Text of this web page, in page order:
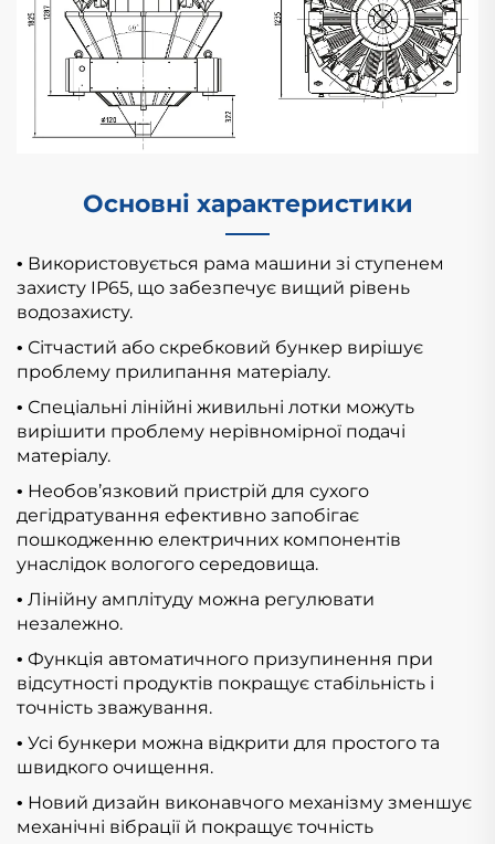
Основні характеристики
• Використовується рама машини зі ступенем
захисту IP65, що забезпечує вищий рівень
водозахисту.
• Сітчастий або скребковий бункер вирішує
проблему прилипання матеріалу.
• Спеціальні лінійні живильні лотки можуть
вирішити проблему нерівномірної подачі
матеріалу.
• Необов’язковий пристрій для сухого
дегідратування ефективно запобігає
пошкодженню електричних компонентів
унаслідок вологого середовища.
• Лінійну амплітуду можна регулювати
незалежно.
• Функція автоматичного призупинення при
відсутності продуктів покращує стабільність і
точність зважування.
• Усі бункери можна відкрити для простого та
швидкого очищення.
• Новий дизайн виконавчого механізму зменшує
механічні вібрації й покращує точність